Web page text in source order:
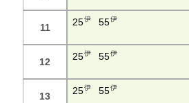
11 25伊 55伊
12 25伊 55伊
13 25伊 55伊